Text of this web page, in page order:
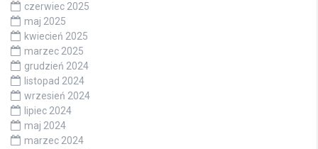
czerwiec 2025
maj 2025
kwiecień 2025
marzec 2025
grudzień 2024
listopad 2024
wrzesień 2024
lipiec 2024
maj 2024
marzec 2024